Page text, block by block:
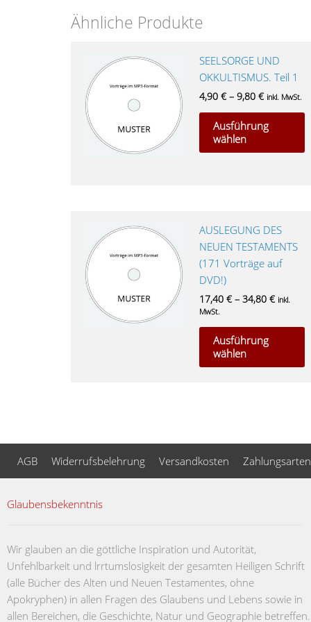
Ähnliche Produkte
SEELSORGE UND
OKKULTISMUS. Teil 1
4,90 €– 9,80 € inkl. MwSt.
Ausführung
wählen
AUSLEGUNG DES
NEUEN TESTAMENTS
(171 Vorträge auf
DVD!)
17,40 €– 34,80 € inkl.
MwSt.
Ausführung
wählen
AGB Widerrufsbelehrung Versandkosten Zahlungsarten
Glaubensbekenntnis
Wir glauben an die göttliche Inspiration und Autorität,
Unfehlbarkeit und lrrtumslosigkeit der gesamten Heiligen Schrift
(alle Bücher des Alten und Neuen Testamentes, ohne
Apokryphen) in allen Fragen des Glaubens und Lebens sowie in
allen Bereichen, die Geschichte, Natur und Geographie betreffen.